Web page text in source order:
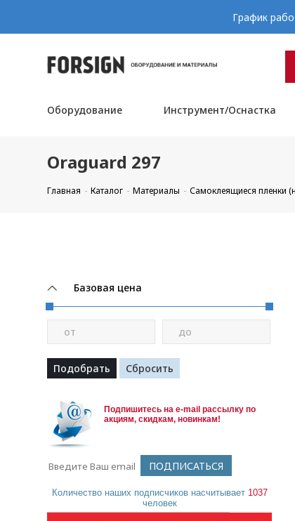
График
Оборудование Инструмент/Оснастка
Oraguard 297
Главная Каталог Материалы Самоклеящиеся пленки
Базовая цена
от до
Подпишитесь на e-mail рассылку по
акциям, скидкам, новинкам!
Количество наших подписчиков насчитывает 1037
человек